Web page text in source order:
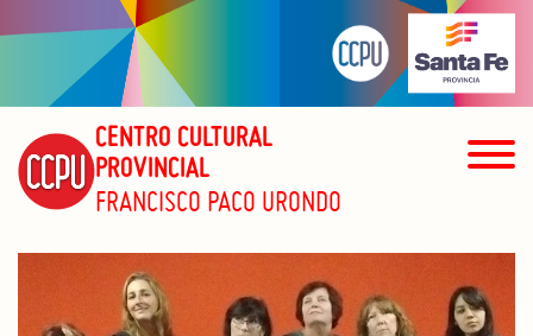
CENTRO CULTURAL
PROVINCIAL
FRANCISCO PACO URONDO